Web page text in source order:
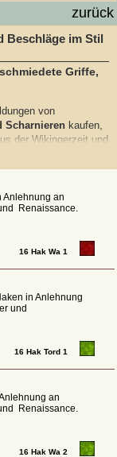
zurück
Beschläge im Stil
Griffe,
von
Scharnieren kaufen,
der Wikingerzeit und
Markt oder im
euch mit den
und Truhen-
eine breite
die detailgetreue
Anlehnung an
Renaissance.
16 Hak Wa 1
in Anlehnung
und
16 Hak Tord 1
an
Renaissance.
16 Hak Wa 2